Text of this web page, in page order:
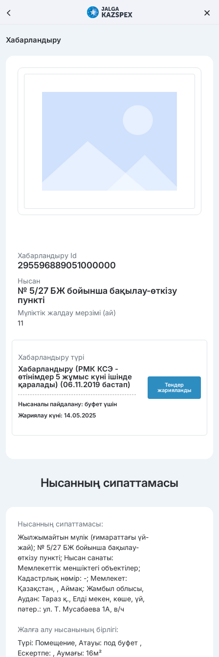
Хабарландыру
Хабарландыру Id
295596889051000000
Нысан
№ 5/27 БЖ бойынша бақылау-өткізу
пункті
Мүліктік жалдау мерзімі (ай)
11
Хабарландыру түрі
Хабарландыру (РМК КСЭ -
өтінімдер 5 жұмыс күні ішінде
қаралады) (06.11.2019 бастап)
Нысаналы пайдалану: буфет үшін
Жариялау күні: 14.05.2025
Тендер
жарияланды
Нысанның сипаттамасы
Нысанның сипаттамасы:
Жылжымайтын мүлік (ғимараттағы үй-
жай); № 5/27 БЖ бойынша бақылау-
өткізу пункті; Нысан санаты:
Мемлекеттік меншіктегі объектілер;
Кадастрлық нөмір: -; Мемлекет:
Қазақстан, , Аймақ: Жамбыл облысы,
Аудан: Тараз қ., Елді мекен, көше, үй,
пәтер.: ул. Т. Мусабаева 1А, в/ч
Жалға алу нысанының бірлігі:
Түрі: Помещение, Атауы: под буфет ,
Ескертпе: , Аумағы: 16м²